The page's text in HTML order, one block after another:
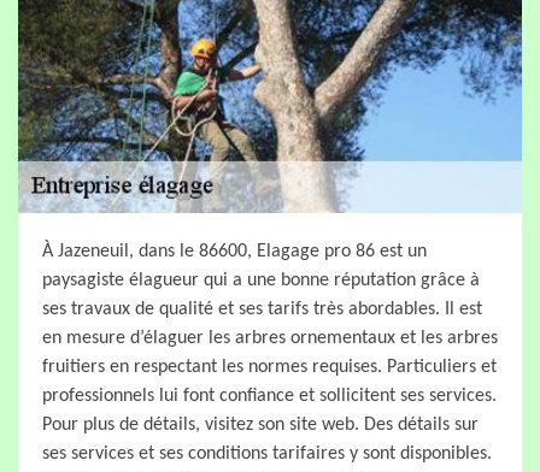
À Jazeneuil, dans le 86600, Elagage pro 86 est un
paysagiste élagueur qui a une bonne réputation grâce à
ses travaux de qualité et ses tarifs très abordables. Il est
en mesure d’élaguer les arbres ornementaux et les arbres
fruitiers en respectant les normes requises. Particuliers et
professionnels lui font confiance et sollicitent ses services.
Pour plus de détails, visitez son site web. Des détails sur
ses services et ses conditions tarifaires y sont disponibles.